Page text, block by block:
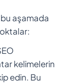
aşamada
kelimelerin
edin. Bu